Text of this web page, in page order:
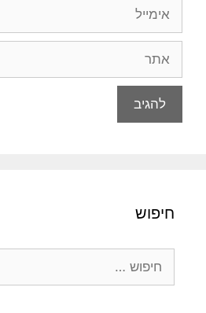
חיפוש